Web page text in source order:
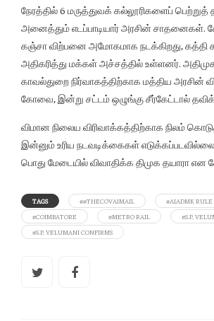
நேரத்தில் 6 மருத்துவக் கல்லூரிகளைப்
அனைத்தும் எடப்பாடியார் அரசின் சாதனைகள்.
கஞ்சா விற்பனை அமோகமாக நடக்கிறது, கத்தி
அதிகரித்து மக்கள் அச்சத்தில் உள்ளனர்.
காவல்துறை நிர்வாகத்திற்காக மத்திய அரசின்
கோவை, இன்று சட்டம் ஒழுங்கு சீர்கேட்டால்
விமான நிலைய விரிவாக்கத்திற்காக நிலம்
இன்னும் உரிய நடவடிக்கைகள் எடுக்கப்படவில்லை.
பொது மேடையில் விவாதிக்க திமுக தயாரா என
TAGS ##THECOVAIMAIL
#AIADMK RULE
#COIMBATORE
#METRO RAIL
#S.P.
#S.P. VELUMANI CONFIRMS